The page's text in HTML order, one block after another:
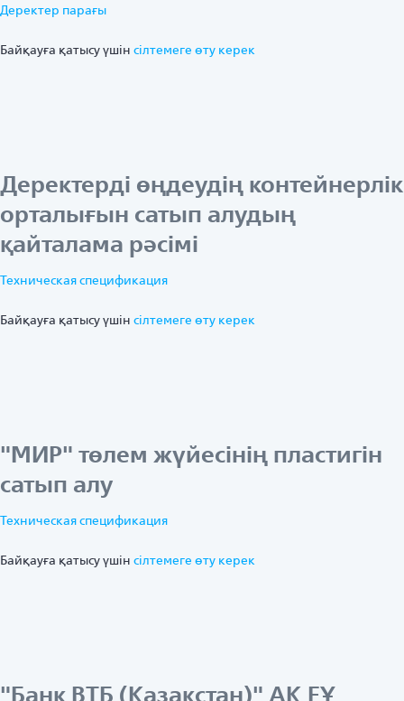
Деректер парағы
Байқауға қатысу үшін ciлтемеге өту керек
Деректерді өңдеудің контейнерлік
орталығын сатып алудың
қайталама рәсімі
Техническая спецификация
Байқауға қатысу үшін ciлтемеге өту керек
"МИР" төлем жүйесінің пластигін
сатып алу
Техническая спецификация
Байқауға қатысу үшін ciлтемеге өту керек
"Банк ВТБ (Қазақстан)" АҚ ЕҰ